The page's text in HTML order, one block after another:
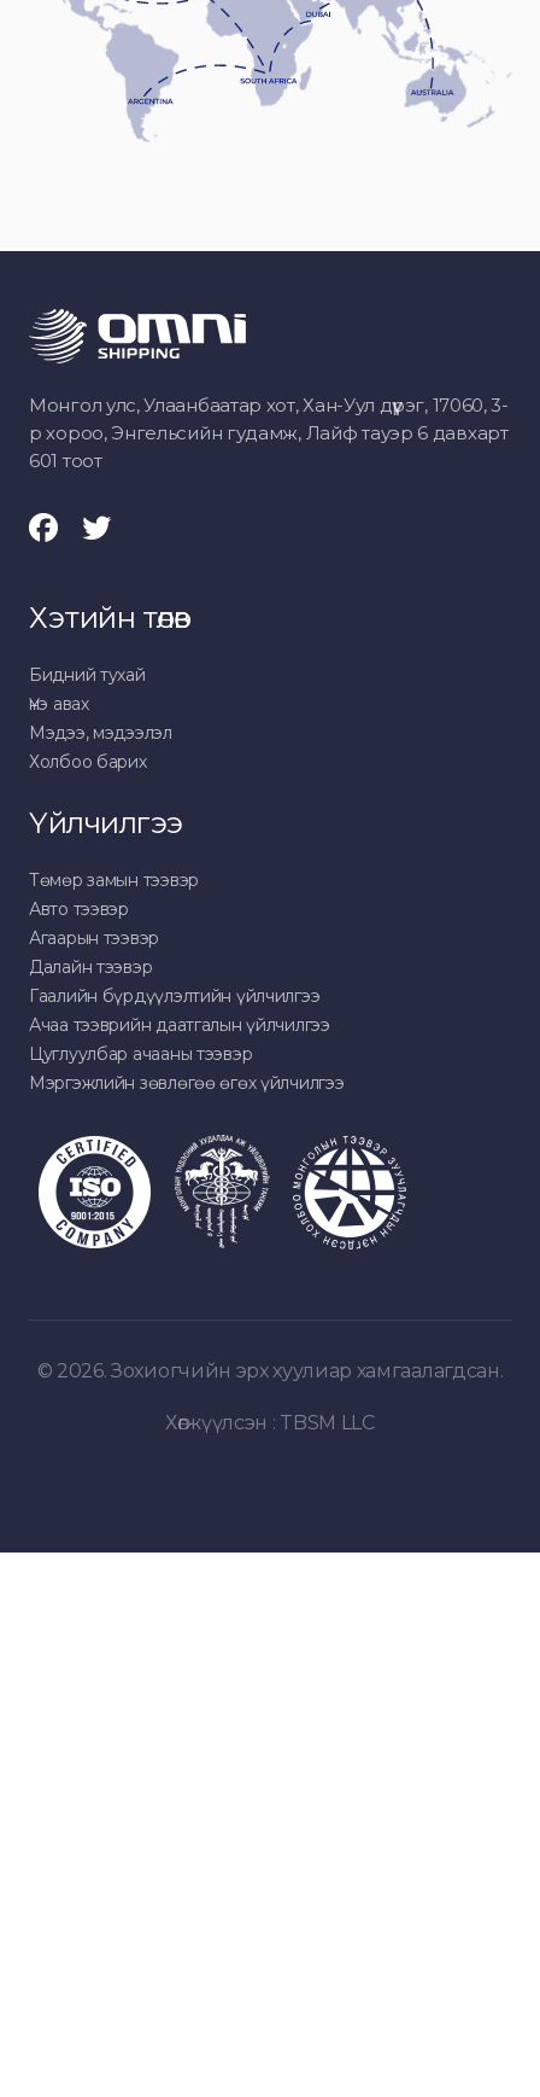
Монгол улс, Улаанбаатар хот, Хан-Уул дүүрэг, 17060, 3-
р хороо, Энгельсийн гудамж, Лайф тауэр 6 давхарт
601 тоот
Хэтийн төлөв
Бидний тухай
Үнэ авах
Мэдээ, мэдээлэл
Холбоо барих
Үйлчилгээ
Төмөр замын тээвэр
Авто тээвэр
Агаарын тээвэр
Далайн тээвэр
Гаалийн бүрдүүлэлтийн үйлчилгээ
Ачаа тээврийн даатгалын үйлчилгээ
Цуглуулбар ачааны тээвэр
Мэргэжлийн зөвлөгөө өгөх үйлчилгээ
© 2026. Зохиогчийн эрх хуулиар хамгаалагдсан.
Хөгжүүлсэн : TBSM LLC